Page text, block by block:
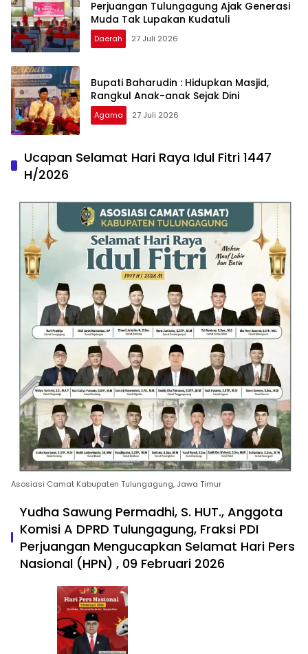
Perjuangan Tulungagung Ajak Generasi
Muda Tak Lupakan Kudatuli
Daerah 27 Juli 2026
Bupati Baharudin : Hidupkan Masjid,
Rangkul Anak-anak Sejak Dini
Agama 27 Juli 2026
Ucapan Selamat Hari Raya Idul Fitri 1447
H/2026
Asosiasi Camat Kabupaten Tulungagung, Jawa Timur
Yudha Sawung Permadhi, S. HUT., Anggota
Komisi A DPRD Tulungagung, Fraksi PDI
Perjuangan Mengucapkan Selamat Hari Pers
Nasional (HPN) , 09 Februari 2026